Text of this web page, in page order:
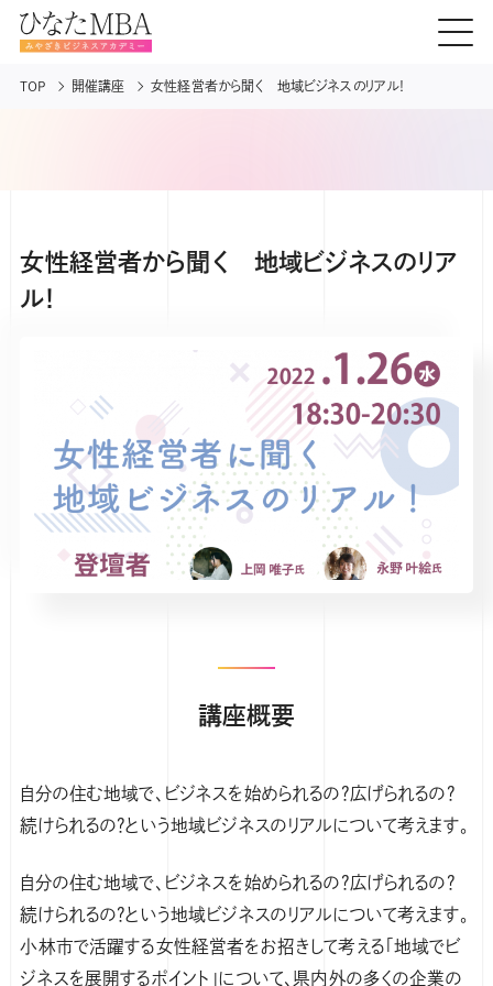
TOP 開催講座 女性経営者から聞く 地域ビジネスのリアル！
女性経営者から聞く 地域ビジネスのリア
ル！
講座概要
自分の住む地域で、ビジネスを始められるの？広げられるの？
続けられるの？という地域ビジネスのリアルについて考えます。
自分の住む地域で、ビジネスを始められるの？広げられるの？
続けられるの？という地域ビジネスのリアルについて考えます。
小林市で活躍する女性経営者をお招きして考える「地域でビ
ジネスを展開するポイント」について、県内外の多くの企業の